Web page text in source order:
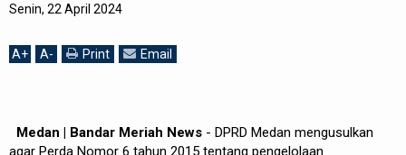
Senin, 22 April 2024
A+ A- Print Email
Medan | Bandar Meriah News - DPRD Medan mengusulkan
agar Perda Nomor 6 tahun 2015 tentang pengelolaan